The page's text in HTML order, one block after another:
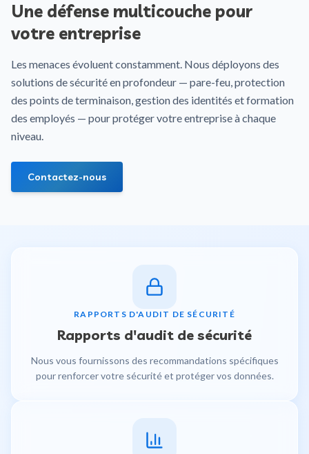
Une défense multicouche pour
votre entreprise
Les menaces évoluent constamment. Nous déployons des
solutions de sécurité en profondeur — pare-feu, protection
des points de terminaison, gestion des identités et formation
des employés — pour protéger votre entreprise à chaque
niveau.
Contactez-nous
RAPPORTS D'AUDIT DE SÉCURITÉ
Rapports d'audit de sécurité
Nous vous fournissons des recommandations spécifiques
pour renforcer votre sécurité et protéger vos données.